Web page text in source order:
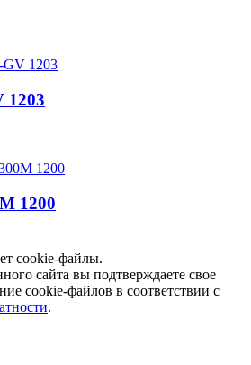
1203
1200
cookie-файлы.
сайта вы подтверждаете свое
cookie-файлов в соответствии с
.